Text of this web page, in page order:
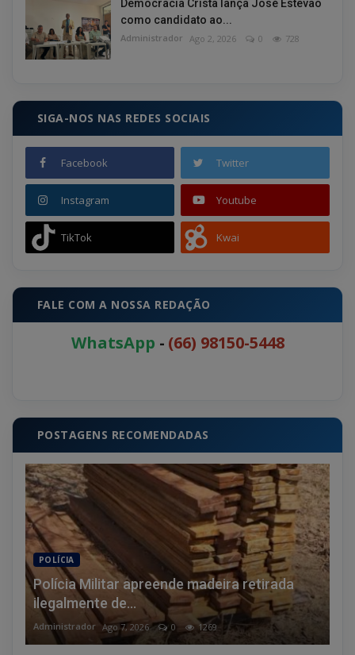
Democracia Cristã lança José Estêvão
como candidato ao...
Administrador Ago 2, 2026 0 728
SIGA-NOS NAS REDES SOCIAIS
Facebook Twitter
Instagram Youtube
TikTok Kwai
FALE COM A NOSSA REDAÇÃO
WhatsApp - (66) 98150-5448
POSTAGENS RECOMENDADAS
POLÍCIA
Polícia Militar apreende madeira retirada
ilegalmente de...
Administrador Ago 7, 2026 0 1269